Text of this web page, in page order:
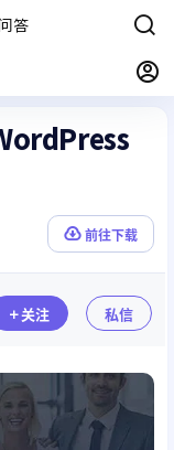
问答
前往下载
关注 私信